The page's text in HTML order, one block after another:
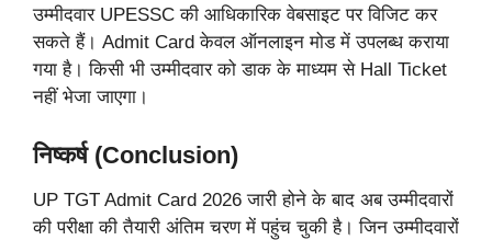
उम्मीदवार UPESSC की आधिकारिक वेबसाइट पर विजिट कर
सकते हैं। Admit Card केवल ऑनलाइन मोड में उपलब्ध कराया
गया है। किसी भी उम्मीदवार को डाक के माध्यम से Hall Ticket
नहीं भेजा जाएगा।
निष्कर्ष (Conclusion)
UP TGT Admit Card 2026 जारी होने के बाद अब उम्मीदवारों
की परीक्षा की तैयारी अंतिम चरण में पहुंच चुकी है। जिन उम्मीदवारों